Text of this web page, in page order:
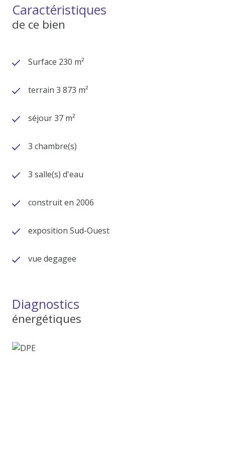
Caractéristiques
de ce bien
Surface 230 m²
terrain 3 873 m²
séjour 37 m²
3 chambre(s)
3 salle(s) d'eau
construit en 2006
exposition Sud-Ouest
vue degagee
Diagnostics
énergétiques